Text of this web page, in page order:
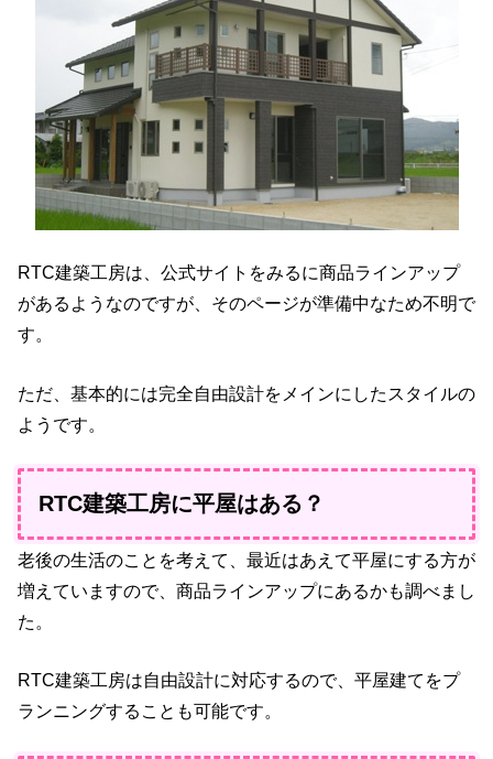
RTC建築工房は、公式サイトをみるに商品ラインアップ
があるようなのですが、そのページが準備中なため不明で
す。
ただ、基本的には完全自由設計をメインにしたスタイルの
ようです。
RTC建築工房に平屋はある？
老後の生活のことを考えて、最近はあえて平屋にする方が
増えていますので、商品ラインアップにあるかも調べまし
た。
RTC建築工房は自由設計に対応するので、平屋建てをプ
ランニングすることも可能です。